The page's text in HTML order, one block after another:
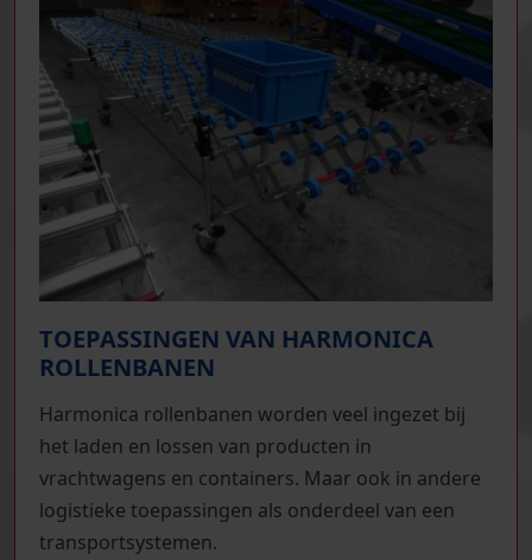
TOEPASSINGEN VAN HARMONICA
ROLLENBANEN
Harmonica rollenbanen worden veel ingezet bij
het laden en lossen van producten in
vrachtwagens en containers. Maar ook in andere
logistieke toepassingen als onderdeel van een
transportsystemen.